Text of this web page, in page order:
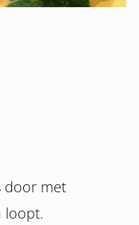
door met
loopt.